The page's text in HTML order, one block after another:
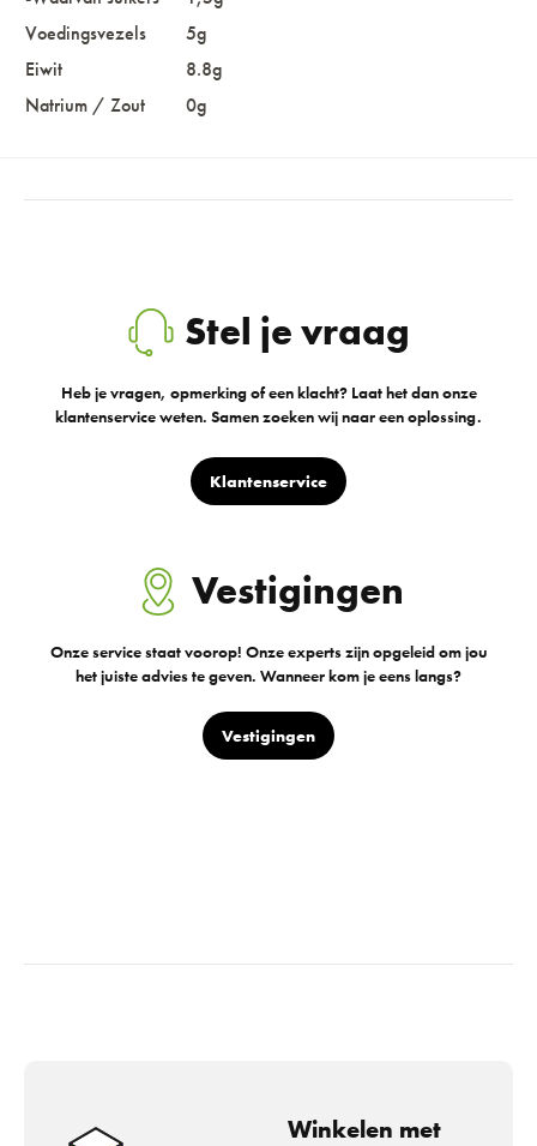
Voedingsvezels
5g
Eiwit
8.8g
Natrium / Zout
0g
Stel je vraag
Heb je vragen, opmerking of een klacht? Laat het dan onze
klantenservice weten. Samen zoeken wij naar een oplossing.
Klantenservice
Vestigingen
Onze service staat voorop! Onze experts zijn opgeleid om jou
het juiste advies te geven. Wanneer kom je eens langs?
Vestigingen
Winkelen met